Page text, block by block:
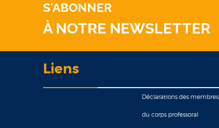
S'ABONNER
À NOTRE NEWSLETTER
Liens
Déclarations des membres
du corps professoral